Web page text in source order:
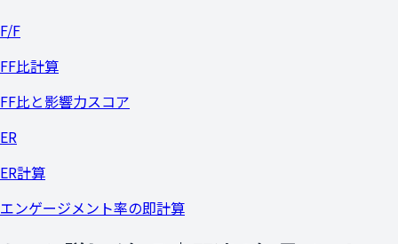
F/F
FF比計算
FF比と影響力スコア
ER
ER計算
エンゲージメント率の即計算